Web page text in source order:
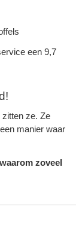
een 9,7
zitten ze. Ze
manier waar
zoveel